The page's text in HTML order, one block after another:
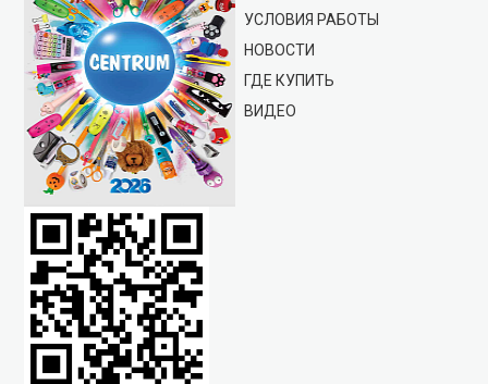
УСЛОВИЯ РАБОТЫ
НОВОСТИ
ГДЕ КУПИТЬ
ВИДЕО